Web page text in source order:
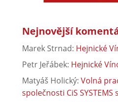
Nejnovější
Marek Strnad: Hejnické
Petr Jeřábek: Hejnické
Matyáš Holický: Volná
společnosti CiS SYSTEMS